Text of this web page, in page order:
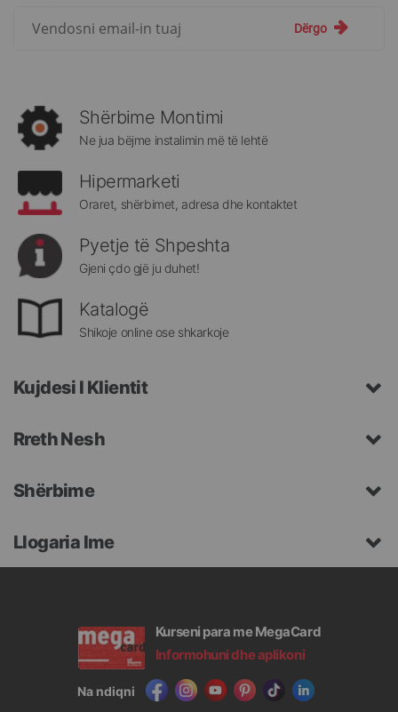
rreth
Megatek:
Dërgo
Shërbime Montimi
Ne jua bëjme instalimin më të lehtë
Hipermarketi
Oraret, shërbimet, adresa dhe kontaktet
Pyetje të Shpeshta
Gjeni çdo gjë ju duhet!
Katalogë
Shikoje online ose shkarkoje
Kujdesi I Klientit
Rreth Nesh
Shërbime
Llogaria Ime
Kurseni para me MegaCard
Informohuni dhe aplikoni
Na ndiqni